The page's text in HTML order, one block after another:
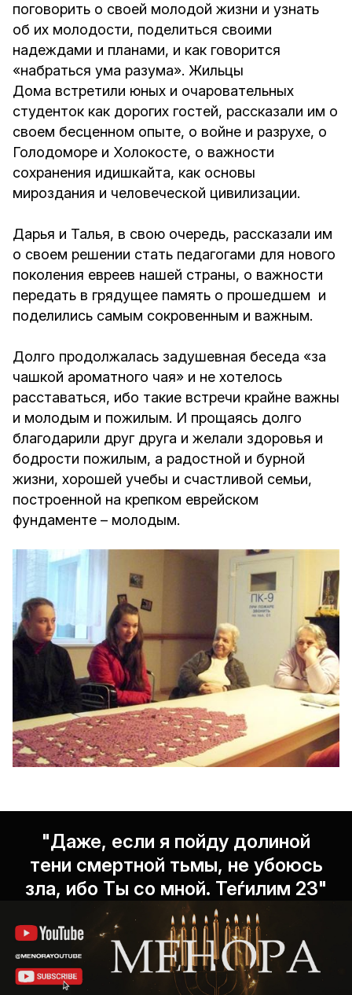
поговорить о своей молодой жизни и узнать
об их молодости, поделиться своими
надеждами и планами, и как говорится
«набраться ума разума». Жильцы
Дома встретили юных и очаровательных
студенток как дорогих гостей, рассказали им о
своем бесценном опыте, о войне и разрухе, о
Голодоморе и Холокосте, о важности
сохранения идишкайта, как основы
мироздания и человеческой цивилизации.
Дарья и Талья, в свою очередь, рассказали им
о своем решении стать педагогами для нового
поколения евреев нашей страны, о важности
передать в грядущее память о прошедшем и
поделились самым сокровенным и важным.
Долго продолжалась задушевная беседа «за
чашкой ароматного чая» и не хотелось
расставаться, ибо такие встречи крайне важны
и молодым и пожилым. И прощаясь долго
благодарили друг друга и желали здоровья и
бодрости пожилым, а радостной и бурной
жизни, хорошей учебы и счастливой семьи,
построенной на крепком еврейском
фундаменте – молодым.
"Даже, если я пойду долиной
тени смертной тьмы, не убоюсь
зла, ибо Ты со мной. Теѓилим 23"